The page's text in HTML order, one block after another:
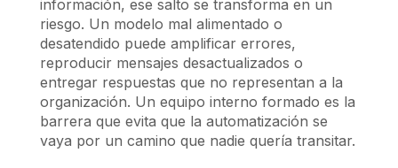
información, ese salto se transforma en un
riesgo. Un modelo mal alimentado o
desatendido puede amplificar errores,
reproducir mensajes desactualizados o
entregar respuestas que no representan a la
organización. Un equipo interno formado es la
barrera que evita que la automatización se
vaya por un camino que nadie quería transitar.